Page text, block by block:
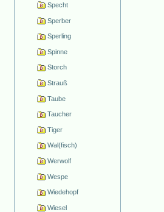
Specht
Sperber
Sperling
Spinne
Storch
Strauß
Taube
Taucher
Tiger
Wal(fisch)
Werwolf
Wespe
Wiedehopf
Wiesel